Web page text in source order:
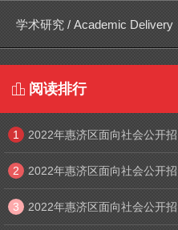
学术研究 / Academic Delivery
 阅读排行
1 2022年惠济区面向社会公开招聘中小学幼儿园教师线上笔试考生须知
2 2022年惠济区面向社会公开招聘中小学幼儿园教师线上笔试系统操作手册
3 2022年惠济区面向社会公开招聘中小学幼儿园教师线上面试考生须知